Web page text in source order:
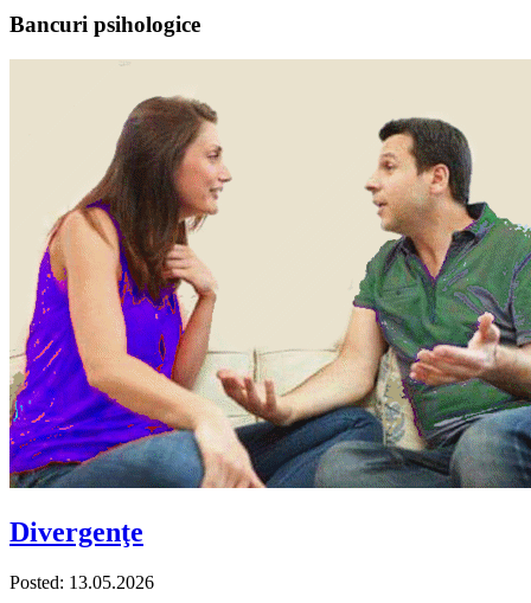
Bancuri psihologice
Divergenţe
Posted: 13.05.2026